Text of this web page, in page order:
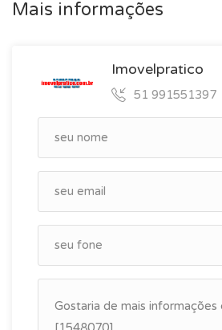
Mais informações
Imovelpratico
51 991551397